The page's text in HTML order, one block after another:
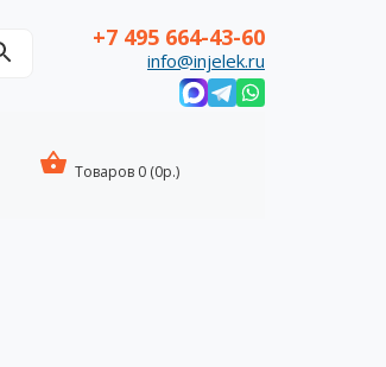
+7 495 664-43-60
info@injelek.ru
Товаров 0 (0р.)